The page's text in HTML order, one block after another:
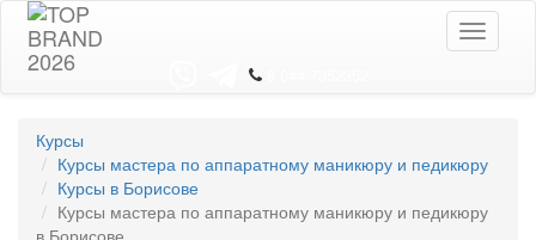
Toggle
Курсы
Курсы мастера по аппаратному маникюру и педикюру
Курсы в Борисове
Курсы мастера по аппаратному маникюру и педикюру
в Борисове